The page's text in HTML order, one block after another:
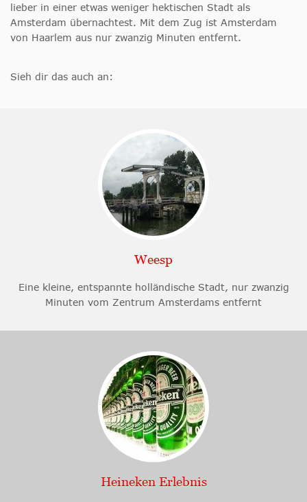
lieber in einer etwas weniger hektischen Stadt als
Amsterdam übernachtest. Mit dem Zug ist Amsterdam
von Haarlem aus nur zwanzig Minuten entfernt.
Sieh dir das auch an:
Weesp
Eine kleine, entspannte holländische Stadt, nur zwanzig
Minuten vom Zentrum Amsterdams entfernt
Heineken Erlebnis